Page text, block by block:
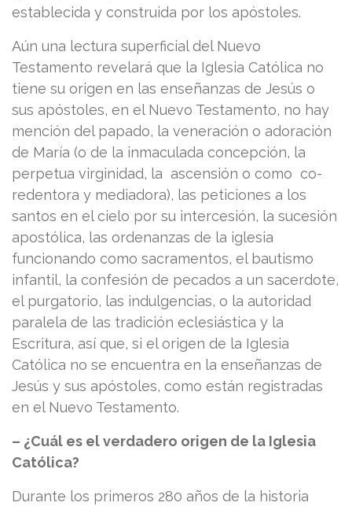
establecida y construida por los apóstoles.
Aún una lectura superficial del Nuevo
Testamento revelará que la Iglesia Católica no
tiene su origen en las enseñanzas de Jesús o
sus apóstoles, en el Nuevo Testamento, no hay
mención del papado, la veneración o adoración
de María (o de la inmaculada concepción, la
perpetua virginidad, la ascensión o como co-
redentora y mediadora), las peticiones a los
santos en el cielo por su intercesión, la sucesión
apostólica, las ordenanzas de la iglesia
funcionando como sacramentos, el bautismo
infantil, la confesión de pecados a un sacerdote,
el purgatorio, las indulgencias, o la autoridad
paralela de las tradición eclesiástica y la
Escritura, así que, si el origen de la Iglesia
Católica no se encuentra en la enseñanzas de
Jesús y sus apóstoles, como están registradas
en el Nuevo Testamento.
– ¿Cuál es el verdadero origen de la Iglesia
Católica?
Durante los primeros 280 años de la historia